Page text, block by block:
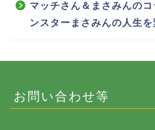
マッチさん＆まさみんの
ンスターまさみんの人生
お問い合わせ等